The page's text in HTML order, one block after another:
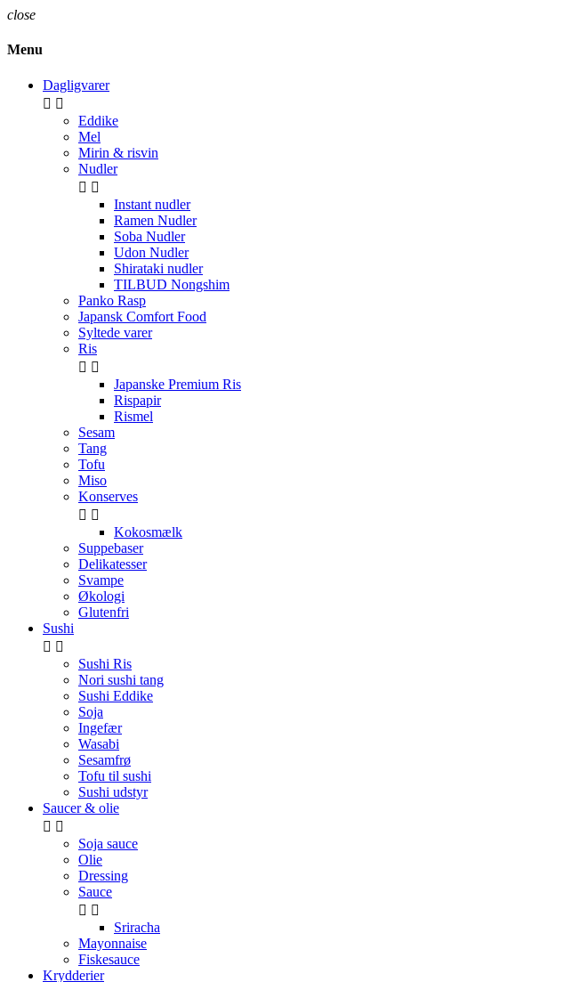
close
Menu
Dagligvarer
 
Eddike
Mel
Mirin & risvin
Nudler
 
Instant nudler
Ramen Nudler
Soba Nudler
Udon Nudler
Shirataki nudler
TILBUD Nongshim
Panko Rasp
Japansk Comfort Food
Syltede varer
Ris
 
Japanske Premium Ris
Rispapir
Rismel
Sesam
Tang
Tofu
Miso
Konserves
 
Kokosmælk
Suppebaser
Delikatesser
Svampe
Økologi
Glutenfri
Sushi
 
Sushi Ris
Nori sushi tang
Sushi Eddike
Soja
Ingefær
Wasabi
Sesamfrø
Tofu til sushi
Sushi udstyr
Saucer & olie
 
Soja sauce
Olie
Dressing
Sauce
 
Sriracha
Mayonnaise
Fiskesauce
Krydderier